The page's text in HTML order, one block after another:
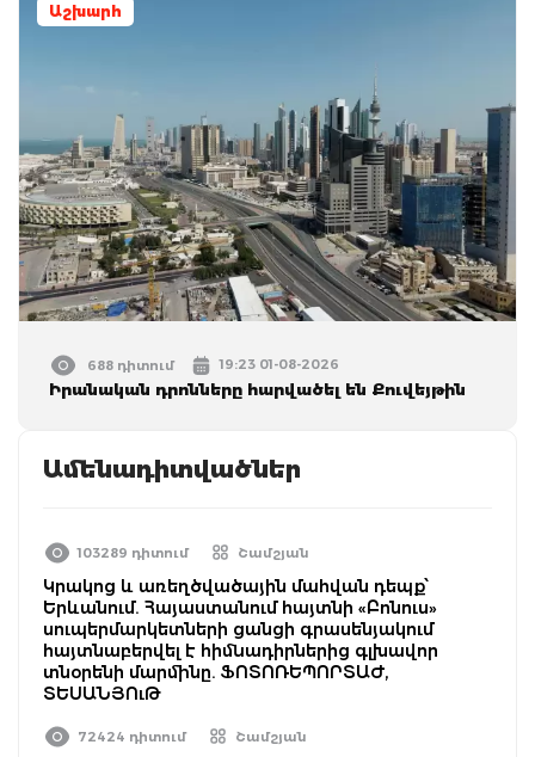
Աշխարհ
688 դիտում 19:23 01-08-2026
Իրանական դրոնները հարվածել են Քուվեյթին
Ամենադիտվածներ
103289 դիտում Շամշյան
Կրակոց և առեղծվածային մահվան դեպք՝
Երևանում. Հայաստանում հայտնի «Բոնուս»
սուպերմարկետների ցանցի գրասենյակում
հայտնաբերվել է հիմնադիրներից գլխավոր
տնօրենի մարմինը. ՖՈՏՈՌԵՊՈՐՏԱԺ,
ՏԵՍԱՆՅՈւԹ
72424 դիտում Շամշյան